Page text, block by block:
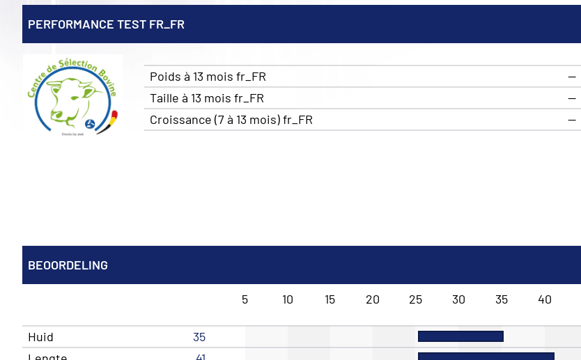
PERFORMANCE TEST FR_FR
Poids à 13 mois fr_FR
—
Taille à 13 mois fr_FR
—
Croissance (7 à 13 mois) fr_FR
—
BEOORDELING
5 10 15 20 25 30 35 40
Huid
35